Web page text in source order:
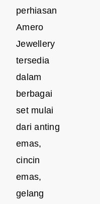
perhiasan
Amero
Jewellery
tersedia
dalam
berbagai
set mulai
dari anting
emas,
cincin
emas,
gelang